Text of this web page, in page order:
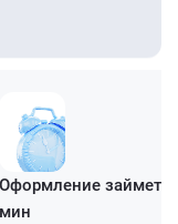
Оформление займет
мин